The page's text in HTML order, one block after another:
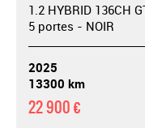
1.2 HYBRID 136CH
5 portes - NOIR
2025
13300 km
22 900 €